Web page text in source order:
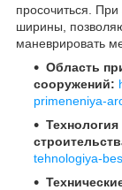
просочиться.
ширины,
маневрировать
Область
сооружений:
primeneniya-
Технология
tehnologiya-